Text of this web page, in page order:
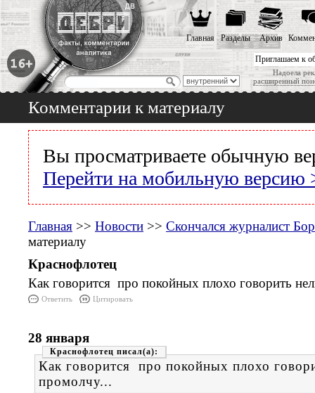
Приглашаем к
Надоела
расширенный
Главная Разделы Архив
Комментарии к материалу
Вы просматриваете обычную
Перейти на мобильную версию
Главная >> Новости >> Скончался журналист
материалу
Краснофлотец
Как говорится про покойных плохо говорить
Ответить Цитировать
28 января
Краснофлотец
Как говорится про покойных плохо
промолчу...